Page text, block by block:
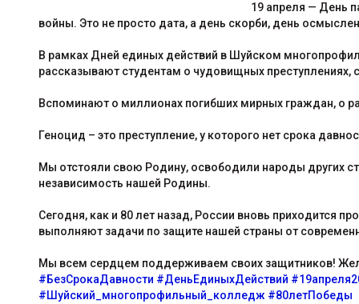
19 апреля — День
войны. Это не просто дата, а день скорби, день
В рамках Дней единых действий в Шуйском
рассказывают студентам о чудовищных
Вспоминают о миллионах погибших мирных граждан, о
Геноцид – это преступление, у которого нет срока
Мы отстояли свою Родину, освободили народы других
независимость нашей Родины.
Сегодня, как и 80 лет назад, России вновь приходится
выполняют задачи по защите нашей страны от
Мы всем сердцем поддерживаем своих защитников!
#БезСрокаДавности #ДеньЕдиныхДействий
#Шуйский_многопрофильный_колледж #80летПобеды